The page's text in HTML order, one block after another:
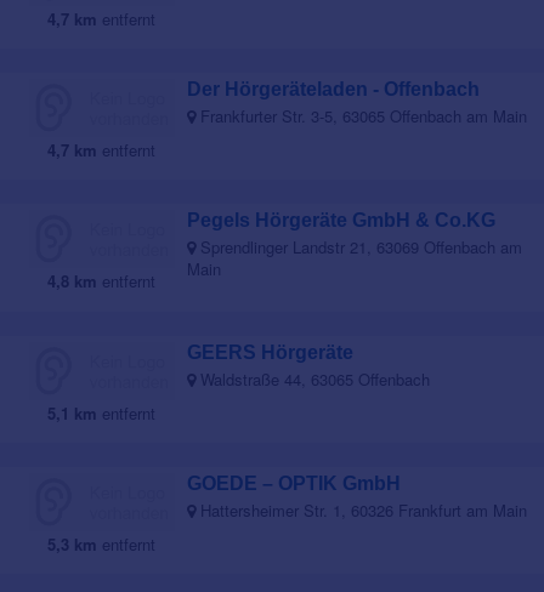
4,7 km entfernt
4,7 km entfernt
Der Hörgeräteladen - Offenbach
Frankfurter Str. 3-5, 63065 Offenbach am Main
4,8 km entfernt
Pegels Hörgeräte GmbH & Co.KG
Sprendlinger Landstr 21, 63069 Offenbach am
Main
5,1 km entfernt
GEERS Hörgeräte
Waldstraße 44, 63065 Offenbach
5,3 km entfernt
GOEDE – OPTIK GmbH
Hattersheimer Str. 1, 60326 Frankfurt am Main